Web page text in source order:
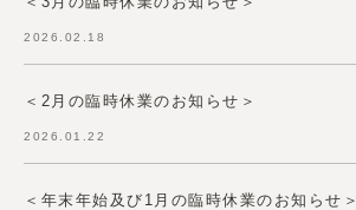
2026.02.18
＜2月の臨時休業のお知らせ＞
2026.01.22
＜年末年始及び1月の臨時休業のお知らせ＞